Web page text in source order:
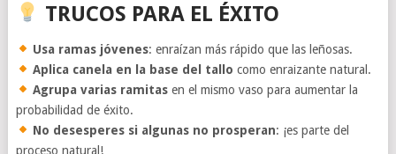
TRUCOS PARA EL ÉXITO
Usa ramas jóvenes: enraízan más rápido que las leñosas.
Aplica canela en la base del tallo como enraizante natural.
Agrupa varias ramitas en el mismo vaso para aumentar la
probabilidad de éxito.
No desesperes si algunas no prosperan: ¡es parte del
proceso natural!